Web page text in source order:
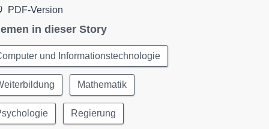
PDF-Version
in dieser Story
und Informationstechnologie
Mathematik
Regierung